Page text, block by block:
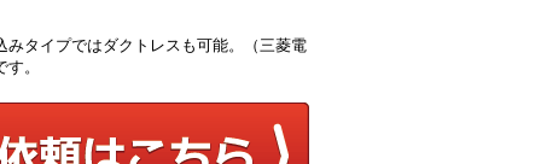
タイプではダクトレスも可能。（三菱電
。